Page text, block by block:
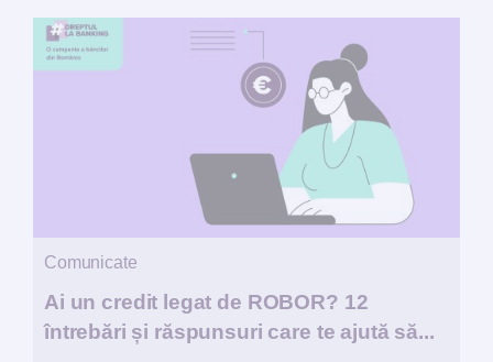
Comunicate
Ai un credit legat de ROBOR? 12
întrebări și răspunsuri care te ajută să...